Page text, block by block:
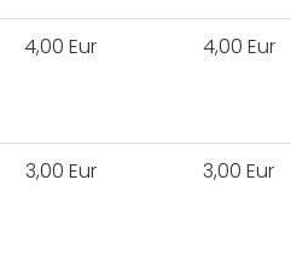
4,00 Eur 4,00 Eur
3,00 Eur 3,00 Eur